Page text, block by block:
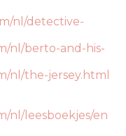
nl/detective-
nl/berto-and-his-
nl/the-jersey.html
nl/leesboekjes/en